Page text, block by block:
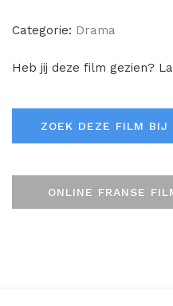
Categorie: Drama
Heb jij deze film gezien?
ZOEK DEZE FILM BIJ
ONLINE FRANSE